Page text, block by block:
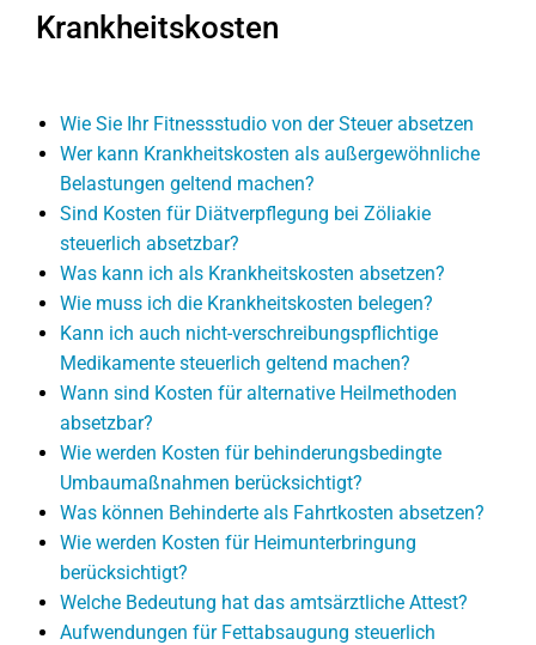
Krankheitskosten
Wie Sie Ihr Fitnessstudio von der Steuer absetzen
Wer kann Krankheitskosten als außergewöhnliche
Belastungen geltend machen?
Sind Kosten für Diätverpflegung bei Zöliakie
steuerlich absetzbar?
Was kann ich als Krankheitskosten absetzen?
Wie muss ich die Krankheitskosten belegen?
Kann ich auch nicht-verschreibungspflichtige
Medikamente steuerlich geltend machen?
Wann sind Kosten für alternative Heilmethoden
absetzbar?
Wie werden Kosten für behinderungsbedingte
Umbaumaßnahmen berücksichtigt?
Was können Behinderte als Fahrtkosten absetzen?
Wie werden Kosten für Heimunterbringung
berücksichtigt?
Welche Bedeutung hat das amtsärztliche Attest?
Aufwendungen für Fettabsaugung steuerlich